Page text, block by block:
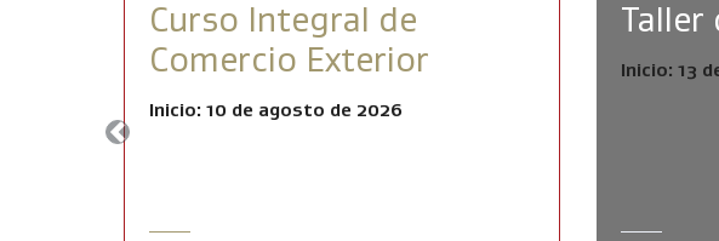
Curso Integral de
Comercio Exterior
Inicio: 10 de agosto de 2026
Taller
Inicio: 13
Previous